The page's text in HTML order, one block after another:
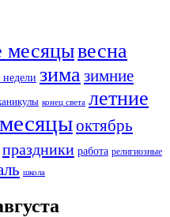
месяцывесна
зимазимние
конец света летние
месяцыоктябрь
праздники работа религиозные
школа